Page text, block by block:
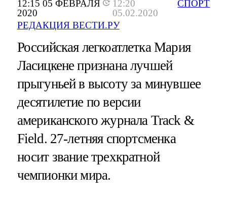
12:15 05 ФЕВРАЛЯ
2020
12:20
05.02.2020
РЕДАКЦИЯ ВЕСТИ.РУ
СПОРТ
Российская легкоатлетка Мария
Ласицкене признана лучшей
прыгуньей в высоту за минувшее
десятилетие по версии
американского журнала Track &
Field. 27-летняя спортсменка
носит звание трехкратной
чемпионки мира.